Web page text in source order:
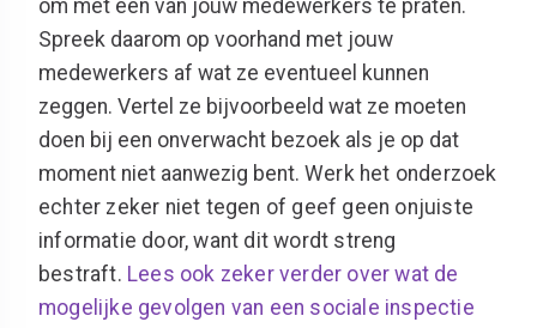
om met één van jouw medewerkers te praten.
Spreek daarom op voorhand met jouw
medewerkers af wat ze eventueel kunnen
zeggen. Vertel ze bijvoorbeeld wat ze moeten
doen bij een onverwacht bezoek als je op dat
moment niet aanwezig bent. Werk het onderzoek
echter zeker niet tegen of geef geen onjuiste
informatie door, want dit wordt streng
bestraft. Lees ook zeker verder over wat de
mogelijke gevolgen van een sociale inspectie